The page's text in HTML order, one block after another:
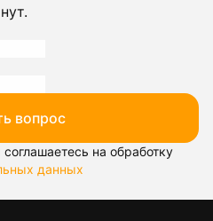
вопрос
на обработку
данных